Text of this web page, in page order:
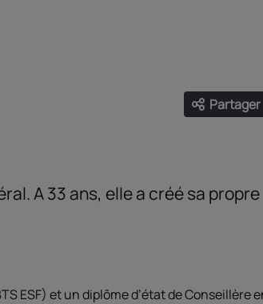
Partager
Ouvrir
A 33 ans, elle a créé sa propre
ESF) et un diplôme d’état de Conseillère